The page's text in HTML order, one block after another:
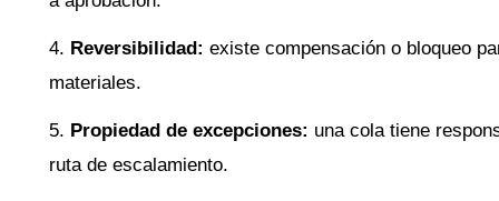
Reversibilidad: existe compensación o bloqueo
materiales.
Propiedad de excepciones: una cola tiene
ruta de escalamiento.